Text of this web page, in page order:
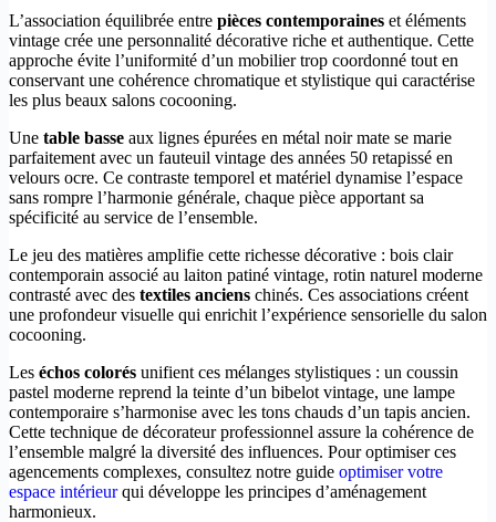
L’association équilibrée entre pièces contemporaines et éléments
vintage crée une personnalité décorative riche et authentique. Cette
approche évite l’uniformité d’un mobilier trop coordonné tout en
conservant une cohérence chromatique et stylistique qui caractérise
les plus beaux salons cocooning.
Une table basse aux lignes épurées en métal noir mate se marie
parfaitement avec un fauteuil vintage des années 50 retapissé en
velours ocre. Ce contraste temporel et matériel dynamise l’espace
sans rompre l’harmonie générale, chaque pièce apportant sa
spécificité au service de l’ensemble.
Le jeu des matières amplifie cette richesse décorative : bois clair
contemporain associé au laiton patiné vintage, rotin naturel moderne
contrasté avec des textiles anciens chinés. Ces associations créent
une profondeur visuelle qui enrichit l’expérience sensorielle du salon
cocooning.
Les échos colorés unifient ces mélanges stylistiques : un coussin
pastel moderne reprend la teinte d’un bibelot vintage, une lampe
contemporaire s’harmonise avec les tons chauds d’un tapis ancien.
Cette technique de décorateur professionnel assure la cohérence de
l’ensemble malgré la diversité des influences. Pour optimiser ces
agencements complexes, consultez notre guide optimiser votre
espace intérieurqui développe les principes d’aménagement
harmonieux.